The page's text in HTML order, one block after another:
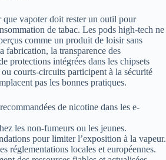
que vapoter doit rester un outil pour
de tabac. Les pods high-tech ne
comme un produit de loisir sans
fabrication, la transparence des
protections intégrées dans les chipsets
courts-circuits participent à la sécurité
pas les bonnes pratiques.
de nicotine dans les e-
les non-fumeurs ou les jeunes.
pour limiter l’exposition à la vapeur.
réglementations locales et européennes.